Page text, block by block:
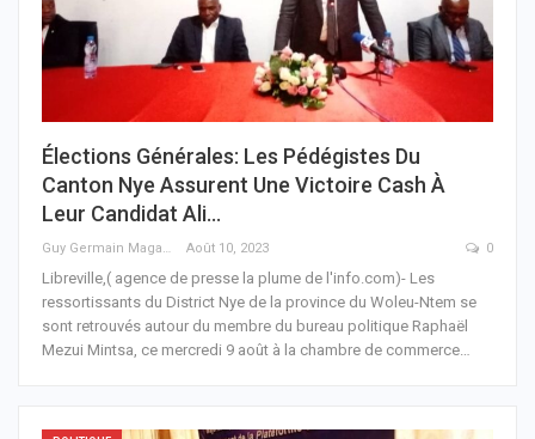
Élections Générales: Les Pédégistes Du
Canton Nye Assurent Une Victoire Cash À
Leur Candidat Ali…
Guy Germain Maganga Nziengui Août 10, 2023 0
Libreville,( agence de presse la plume de l'info.com)- Les
ressortissants du District Nye de la province du Woleu-Ntem se
sont retrouvés autour du membre du bureau politique Raphaël
Mezui Mintsa, ce mercredi 9 août à la chambre de commerce